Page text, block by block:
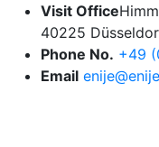
Visit Office
40225
Phone No. +49
Email